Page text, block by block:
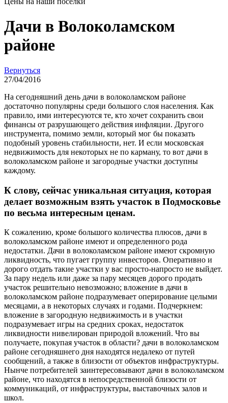
Дачи в Волоколамском
районе
Вернуться
27/04/2016
На сегодняшний день дачи в волоколамском районе
достаточно популярны среди большого слоя населения. Как
правило, ими интересуются те, кто хочет сохранить свои
финансы от разрушающего действия инфляции. Другого
инструмента, помимо земли, который мог бы показать
подобный уровень стабильности, нет. И если московская
недвижимость для некоторых не по карману, то вот дачи в
волоколамском районе и загородные участки доступны
каждому.
К слову, сейчас уникальная ситуация, которая
делает возможным взять участок в Подмосковье
по весьма интересным ценам.
К сожалению, кроме большого количества плюсов, дачи в
волоколамском районе имеют и определенного рода
недостатки. Дачи в волоколамском районе имеют скромную
ликвидность, что пугает группу инвесторов. Оперативно и
дорого отдать такие участки у вас просто-напросто не выйдет.
За пару недель или даже за пару месяцев дорого продать
участок решительно невозможно; вложение в дачи в
волоколамском районе подразумевает оперирование целыми
месяцами, а в некоторых случаях и годами. Подчеркнем:
вложение в загородную недвижимость и в участки
подразумевает игры на средних сроках, недостаток
ликвидности нивелирован природой вложений. Что вы
получаете, покупая участок в области? дачи в волоколамском
районе сегодняшнего дня находятся недалеко от путей
сообщений, а также в близости от объектов инфраструктуры.
Нынче потребителей заинтересовывают дачи в волоколамском
районе, что находятся в непосредственной близости от
коммуникаций, от инфраструктуры, выставочных залов и
школ.